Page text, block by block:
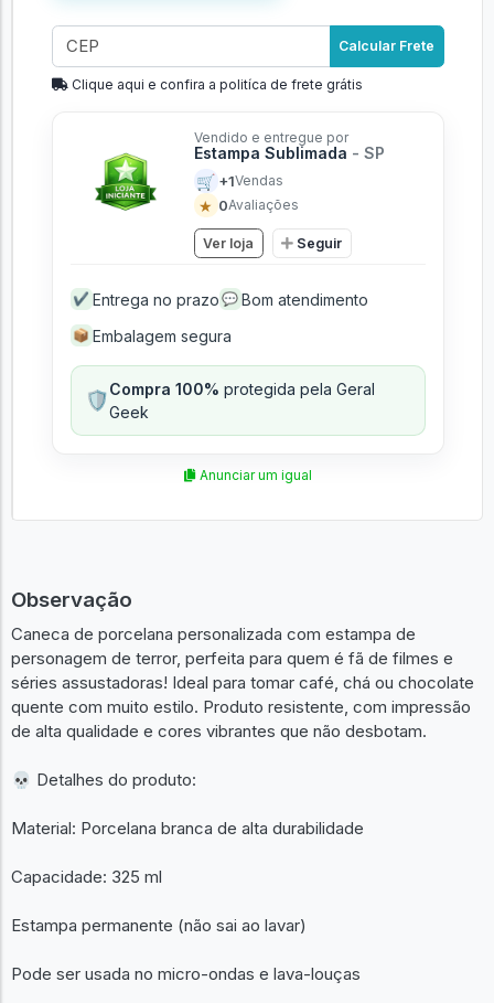
Calcular Frete
Clique aqui e confira a politíca de frete grátis
Vendido e entregue por
Estampa Sublimada - SP
🛒 +1Vendas
★ 0Avaliações
Ver loja Seguir
✔ Entrega no prazo 💬 Bom atendimento
📦 Embalagem segura
🛡️Compra 100% protegida pela Geral
Geek
Anunciar um igual
Observação
Caneca de porcelana personalizada com estampa de
personagem de terror, perfeita para quem é fã de filmes e
séries assustadoras! Ideal para tomar café, chá ou chocolate
quente com muito estilo. Produto resistente, com impressão
de alta qualidade e cores vibrantes que não desbotam.
💀 Detalhes do produto:
Material: Porcelana branca de alta durabilidade
Capacidade: 325 ml
Estampa permanente (não sai ao lavar)
Pode ser usada no micro-ondas e lava-louças